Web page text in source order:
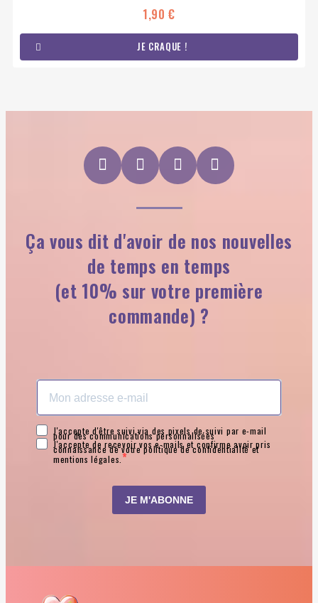
1,90 €
JE CRAQUE !
Ça vous dit d'avoir de nos nouvelles
de temps en temps
(et 10% sur votre première
commande) ?